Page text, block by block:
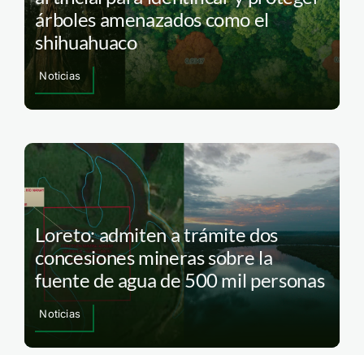
árboles amenazados como el
shihuahuaco
Noticias
Loreto: admiten a trámite dos
concesiones mineras sobre la
fuente de agua de 500 mil personas
Noticias